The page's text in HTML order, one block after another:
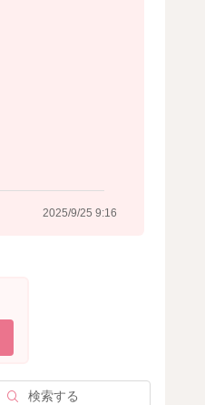
2025/9/25 9:16
検索する